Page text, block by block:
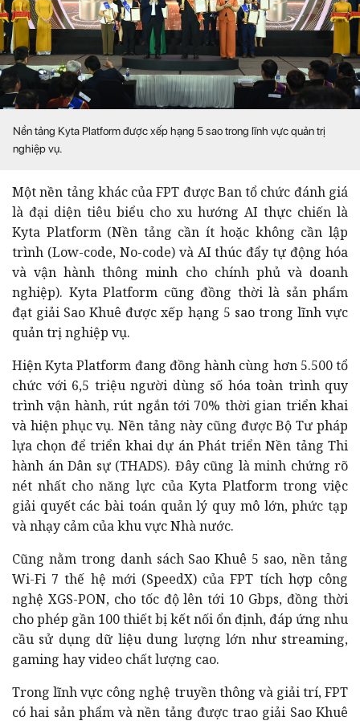
Nền tảng Kyta Platform được xếp hạng 5 sao trong lĩnh vực quản trị
nghiệp vụ.
Một nền tảng khác của FPT được Ban tổ chức đánh giá
là đại diện tiêu biểu cho xu hướng AI thực chiến là
Kyta Platform (Nền tảng cần ít hoặc không cần lập
trình (Low-code, No-code) và AI thúc đẩy tự động hóa
và vận hành thông minh cho chính phủ và doanh
nghiệp). Kyta Platform cũng đồng thời là sản phẩm
đạt giải Sao Khuê được xếp hạng 5 sao trong lĩnh vực
quản trị nghiệp vụ.
Hiện Kyta Platform đang đồng hành cùng hơn 5.500 tổ
chức với 6,5 triệu người dùng số hóa toàn trình quy
trình vận hành, rút ngắn tới 70% thời gian triển khai
và hiện phục vụ. Nền tảng này cũng được Bộ Tư pháp
lựa chọn để triển khai dự án Phát triển Nền tảng Thi
hành án Dân sự (THADS). Đây cũng là minh chứng rõ
nét nhất cho năng lực của Kyta Platform trong việc
giải quyết các bài toán quản lý quy mô lớn, phức tạp
và nhạy cảm của khu vực Nhà nước.
Cũng nằm trong danh sách Sao Khuê 5 sao, nền tảng
Wi-Fi 7 thế hệ mới (SpeedX) của FPT tích hợp công
nghệ XGS-PON, cho tốc độ lên tới 10 Gbps, đồng thời
cho phép gần 100 thiết bị kết nối ổn định, đáp ứng nhu
cầu sử dụng dữ liệu dung lượng lớn như streaming,
gaming hay video chất lượng cao.
Trong lĩnh vực công nghệ truyền thông và giải trí, FPT
có hai sản phẩm và nền tảng được trao giải Sao Khuê